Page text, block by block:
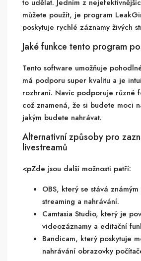
to udělat. Jedním z
můžete použít, je program
poskytuje rychlé záznamy živých
Jaké funkce tento program
Tento software umožňuje
má podporu super kvalitu a je
rozhraní. Navíc podporuje různé
což znamená, že si budete moci
jakým budete nahrávat.
Alternativní způsoby pro
livestreamů
<pZde jsou další možnosti patří:
OBS, který se stává
streaming a nahrávání.
Camtasia Studio, který je
videozáznamy a editační
Bandicam, který poskytuje
nahrávání obrazovky